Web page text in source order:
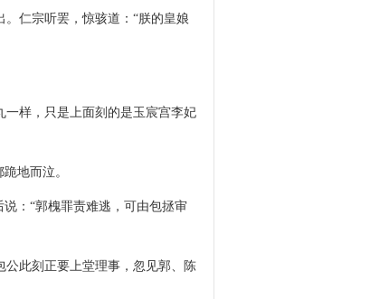
仁宗听罢，惊骇道：“朕的皇娘
样，只是上面刻的是玉宸宫李妃
地而泣。
：“郭槐罪责难逃，可由包拯审
此刻正要上堂理事，忽见郭、陈